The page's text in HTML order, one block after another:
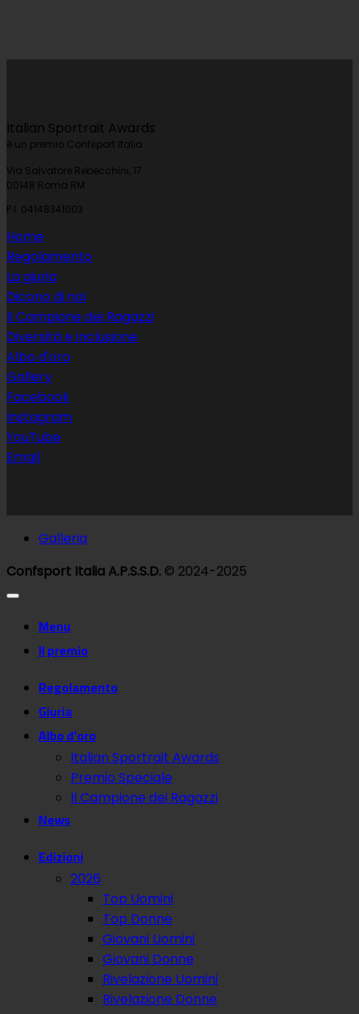
Italian Sportrait Awards
è un premio Confsport Italia
Via Salvatore Rebecchini, 17
00148 Roma RM
P.I. 04148341003
Home
Regolamento
La giuria
Dicono di noi
Il Campione dei Ragazzi
Diversità e inclusione
Albo d'oro
Gallery
Facebook
Instagram
YouTube
Email
Galleria
Confsport Italia A.P.S.S.D. © 2024-2025
Menu
Il premio
Regolamento
Giuria
Albo d’oro
Italian Sportrait Awards
Premio Speciale
Il Campione dei Ragazzi
News
Edizioni
2026
Top Uomini
Top Donne
Giovani Uomini
Giovani Donne
Rivelazione Uomini
Rivelazione Donne